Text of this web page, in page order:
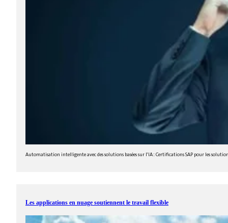
Automatisation intelligente avec des solutions basées sur l'IA : Certifications SAP pour les
Les applications en nuage soutiennent le travail flexible